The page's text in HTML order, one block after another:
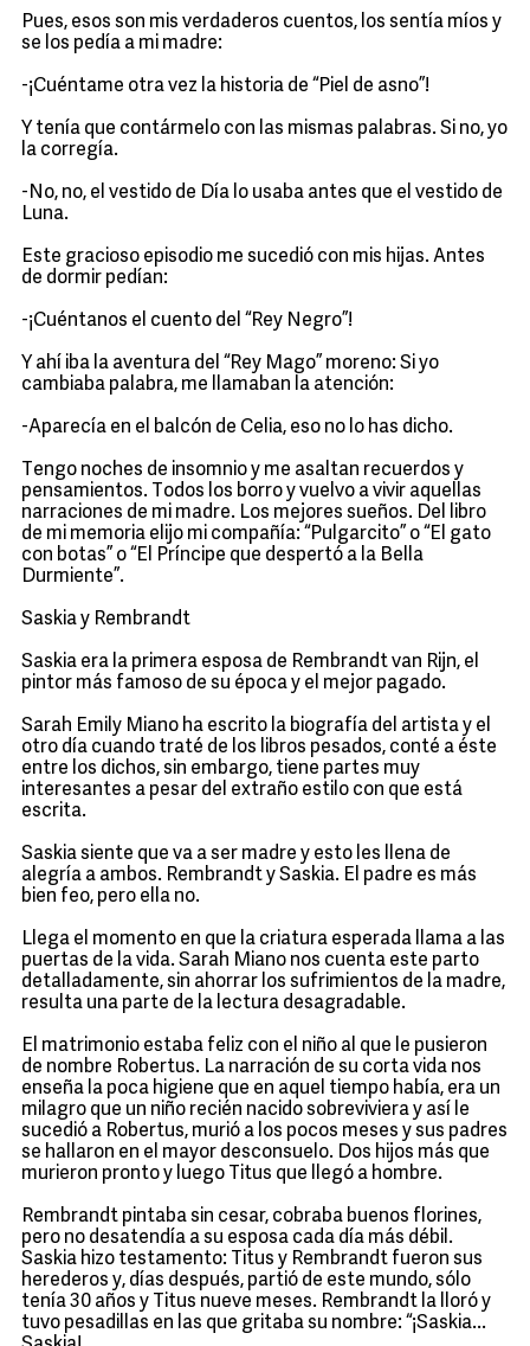
Pues, esos son mis verdaderos cuentos, los sentía míos y
se los pedía a mi madre:
-¡Cuéntame otra vez la historia de “Piel de asno”!
Y tenía que contármelo con las mismas palabras. Si no, yo
la corregía.
-No, no, el vestido de Día lo usaba antes que el vestido de
Luna.
Este gracioso episodio me sucedió con mis hijas. Antes
de dormir pedían:
-¡Cuéntanos el cuento del “Rey Negro”!
Y ahí iba la aventura del “Rey Mago” moreno: Si yo
cambiaba palabra, me llamaban la atención:
-Aparecía en el balcón de Celia, eso no lo has dicho.
Tengo noches de insomnio y me asaltan recuerdos y
pensamientos. Todos los borro y vuelvo a vivir aquellas
narraciones de mi madre. Los mejores sueños. Del libro
de mi memoria elijo mi compañía: “Pulgarcito” o “El gato
con botas” o “El Príncipe que despertó a la Bella
Durmiente”.
Saskia y Rembrandt
Saskia era la primera esposa de Rembrandt van Rijn, el
pintor más famoso de su época y el mejor pagado.
Sarah Emily Miano ha escrito la biografía del artista y el
otro día cuando traté de los libros pesados, conté a éste
entre los dichos, sin embargo, tiene partes muy
interesantes a pesar del extraño estilo con que está
escrita.
Saskia siente que va a ser madre y esto les llena de
alegría a ambos. Rembrandt y Saskia. El padre es más
bien feo, pero ella no.
Llega el momento en que la criatura esperada llama a las
puertas de la vida. Sarah Miano nos cuenta este parto
detalladamente, sin ahorrar los sufrimientos de la madre,
resulta una parte de la lectura desagradable.
El matrimonio estaba feliz con el niño al que le pusieron
de nombre Robertus. La narración de su corta vida nos
enseña la poca higiene que en aquel tiempo había, era un
milagro que un niño recién nacido sobreviviera y así le
sucedió a Robertus, murió a los pocos meses y sus padres
se hallaron en el mayor desconsuelo. Dos hijos más que
murieron pronto y luego Titus que llegó a hombre.
Rembrandt pintaba sin cesar, cobraba buenos florines,
pero no desatendía a su esposa cada día más débil.
Saskia hizo testamento: Titus y Rembrandt fueron sus
herederos y, días después, partió de este mundo, sólo
tenía 30 años y Titus nueve meses. Rembrandt la lloró y
tuvo pesadillas en las que gritaba su nombre: “¡Saskia...